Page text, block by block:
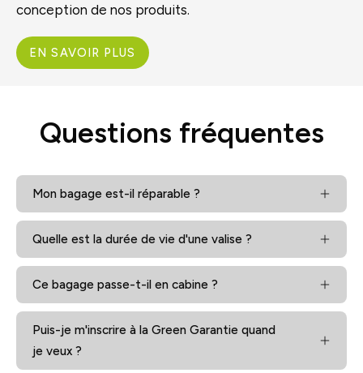
conception de nos produits.
EN SAVOIR PLUS
Questions fréquentes
Mon bagage est-il réparable ?
Quelle est la durée de vie d'une valise ?
Ce bagage passe-t-il en cabine ?
Puis-je m'inscrire à la Green Garantie quand
je veux ?